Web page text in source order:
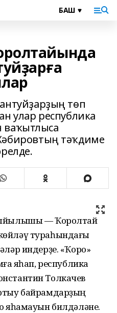
төп
улар республика
тәҡдиме
— Ҡоролтай
тураһындағы
индерҙе. «Ҡоро»
яһап, республика
Толкачев
байрамдарҙың
яһамауын билдәләне.